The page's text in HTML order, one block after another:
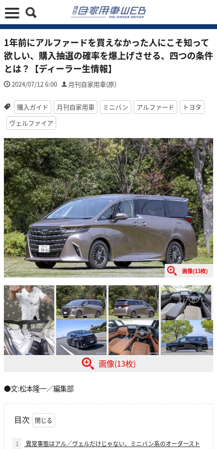
1年前にアルファードを買えなかった人にこそ知って
欲しい、購入抽選の確率を爆上げさせる、四つの条件
とは？【ディーラー生情報】
2024/07/12 6:00 月刊自家用車(原)
購入ガイド 月刊自家用車 ミニバン アルファード
トヨタ
ヴェルファイア
画像(13枚)
画像(13枚)
●文:松本隆一／編集部
目次
1
異常事態はアル／ヴェルだけじゃない、ミニバン系のオーダースト